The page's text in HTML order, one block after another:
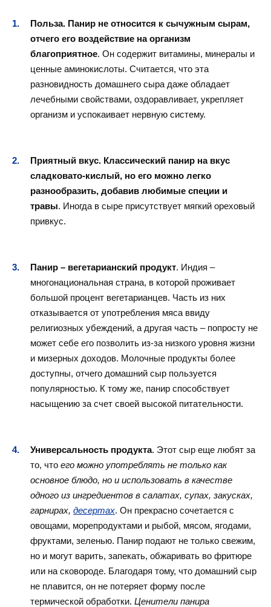
Польза. Панир не относится к сычужным сырам,
отчего его воздействие на организм
благоприятное. Он содержит витамины, минералы и
ценные аминокислоты. Считается, что эта
разновидность домашнего сыра даже обладает
лечебными свойствами, оздоравливает, укрепляет
организм и успокаивает нервную систему.
Приятный вкус. Классический панир на вкус
сладковато-кислый, но его можно легко
разнообразить, добавив любимые специи и
травы. Иногда в сыре присутствует мягкий ореховый
привкус.
Панир – вегетарианский продукт. Индия –
многонациональная страна, в которой проживает
большой процент вегетарианцев. Часть из них
отказывается от употребления мяса ввиду
религиозных убеждений, а другая часть – попросту не
может себе его позволить из-за низкого уровня жизни
и мизерных доходов. Молочные продукты более
доступны, отчего домашний сыр пользуется
популярностью. К тому же, панир способствует
насыщению за счет своей высокой питательности.
Универсальность продукта. Этот сыр еще любят за
то, что его можно употреблять не только как
основное блюдо, но и использовать в качестве
одного из ингредиентов в салатах, супах, закусках,
гарнирах, десертах. Он прекрасно сочетается с
овощами, морепродуктами и рыбой, мясом, ягодами,
фруктами, зеленью. Панир подают не только свежим,
но и могут варить, запекать, обжаривать во фритюре
или на сковороде. Благодаря тому, что домашний сыр
не плавится, он не потеряет форму после
термической обработки. Ценители панира